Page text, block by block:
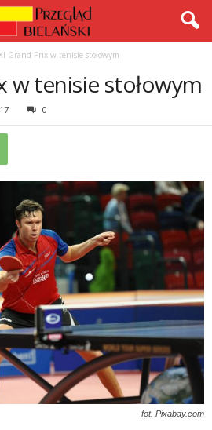
Grand Prix w tenisie stołowym
w tenisie stołowym
0
fot. Pixabay.com